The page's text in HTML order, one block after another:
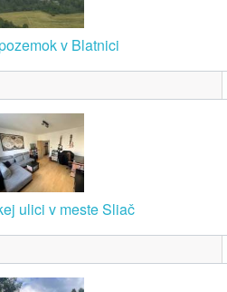
v Blatnici
ulici v meste Sliač